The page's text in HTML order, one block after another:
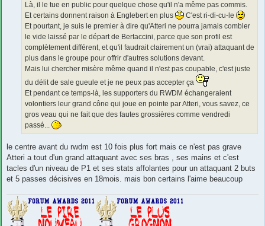
Là, il le tue en public pour quelque chose qu'il n'a même pas commis.
Et certains donnent raison à Englebert en plus
C'est ri-di-cu-le
Et pourtant, je suis le premier à dire qu'Atteri ne pourra jamais combler
le vide laissé par le départ de Bertaccini, parce que son profil est
complètement différent, et qu'il faudrait clairement un (vrai) attaquant de
plus dans le groupe pour offrir d'autres solutions devant.
Mais lui chercher misère même quand il n'est pas coupable, c'est juste
du délit de sale gueule et je ne peux pas accepter ça
Et pendant ce temps-là, les supporters du RWDM échangeraient
volontiers leur grand cône qui joue en pointe par Atteri, vous savez, ce
gros veau qui ne fait que des fautes grossières comme vendredi
passé...
le centre avant du rwdm est 10 fois plus fort mais ce n'est pas grave
Atteri a tout d'un grand attaquant avec ses bras , ses mains et c'est
tacles d'un niveau de P1 et ses stats affolantes pour un attaquant 2 buts
et 5 passes décisives en 18mois. mais bon certains l'aime beaucoup